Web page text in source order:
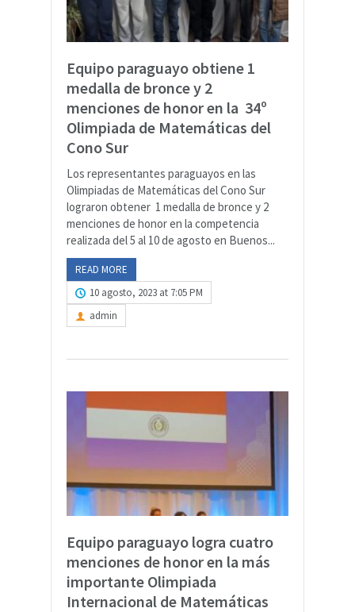
Equipo paraguayo obtiene 1
medalla de bronce y 2
menciones de honor en la 34º
Olimpiada de Matemáticas del
Cono Sur
Los representantes paraguayos en las
Olimpiadas de Matemáticas del Cono Sur
lograron obtener 1 medalla de bronce y 2
menciones de honor en la competencia
realizada del 5 al 10 de agosto en Buenos...
READ MORE
10 agosto, 2023 at 7:05 PM
admin
Equipo paraguayo logra cuatro
menciones de honor en la más
importante Olimpiada
Internacional de Matemáticas